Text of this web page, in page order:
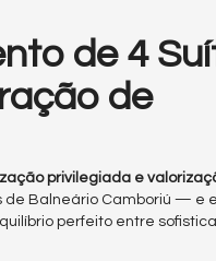
de 4
de
privilegiada e
de Balneário Camboriú — e
perfeito entre